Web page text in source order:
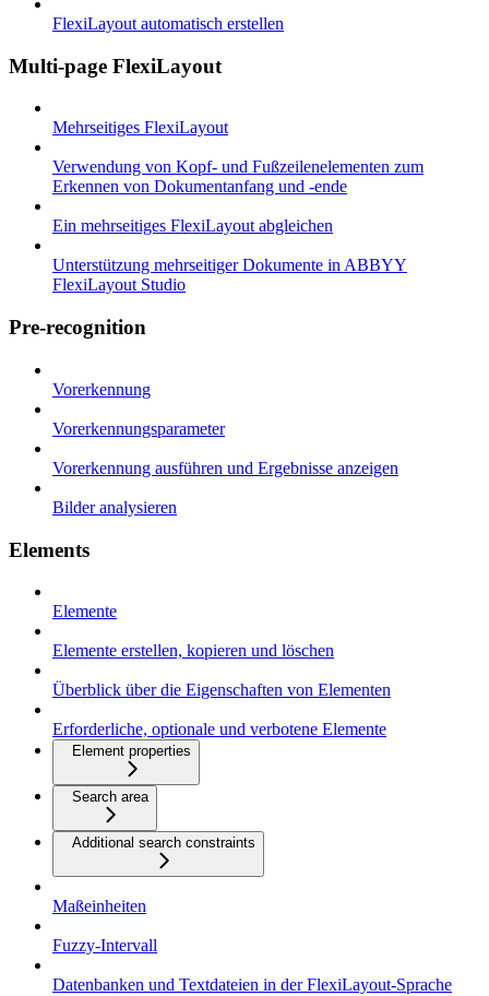
FlexiLayout automatisch erstellen
Multi-page FlexiLayout
Mehrseitiges FlexiLayout
Verwendung von Kopf- und Fußzeilenelementen zum
Erkennen von Dokumentanfang und -ende
Ein mehrseitiges FlexiLayout abgleichen
Unterstützung mehrseitiger Dokumente in ABBYY
FlexiLayout Studio
Pre-recognition
Vorerkennung
Vorerkennungsparameter
Vorerkennung ausführen und Ergebnisse anzeigen
Bilder analysieren
Elements
Elemente
Elemente erstellen, kopieren und löschen
Überblick über die Eigenschaften von Elementen
Erforderliche, optionale und verbotene Elemente
Element properties
Search area
Additional search constraints
Maßeinheiten
Fuzzy-Intervall
Datenbanken und Textdateien in der FlexiLayout-Sprache